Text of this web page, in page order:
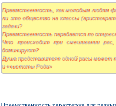
Преемственность, как молодым людям
ли это общество на классы
задачи?
Преемственность передается по
Что происходит при смешивании
доминируют?
Душа представителя одной расы может
и «чистоты Рода»